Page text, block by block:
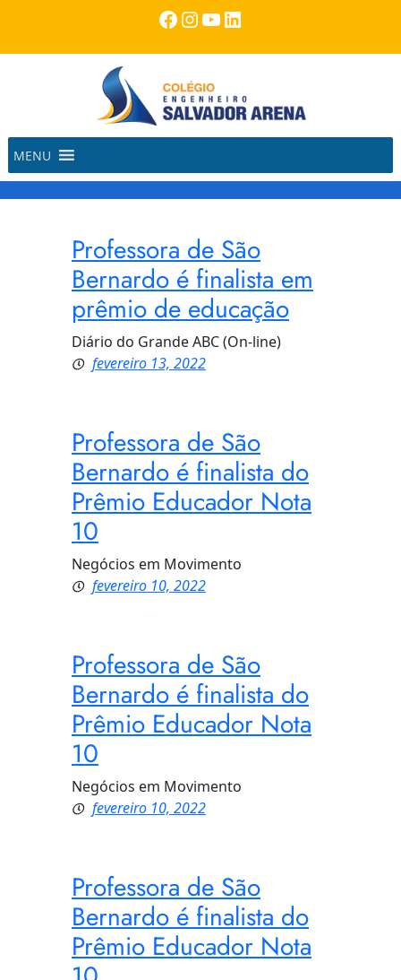
o
Facebook
Instagram
Youtube
LinkedIn
MENU
Professora de São
Bernardo é finalista em
prêmio de educação
Diário do Grande ABC (On-line)
fevereiro 13, 2022
Professora de São
Bernardo é finalista do
Prêmio Educador Nota
10
Negócios em Movimento
fevereiro 10, 2022
Professora de São
Bernardo é finalista do
Prêmio Educador Nota
10
Negócios em Movimento
fevereiro 10, 2022
Professora de São
Bernardo é finalista do
Prêmio Educador Nota